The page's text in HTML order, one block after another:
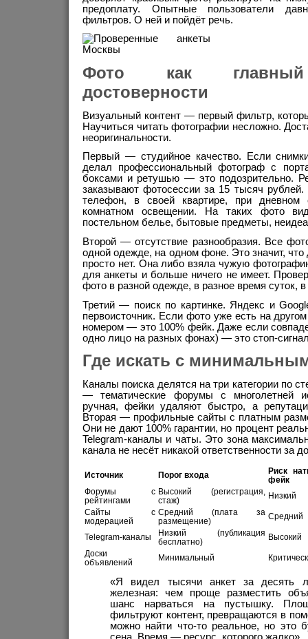
предоплату. Опытные пользователи
фильтров. О ней и пойдёт речь.
Фото как главный
достоверности
Визуальный контент — первый фильтр,
Научиться читать фотографии несложно.
неоригинальности.
Первый — студийное качество. Если
делал профессиональный фотограф с
боксами и ретушью — это подозрительно.
заказывают фотосессии за 15 тысяч
телефон, в своей квартире, при
комнатном освещении. На таких фото
постельном белье, бытовые предметы,
Второй — отсутствие разнообразия. Все
одной одежде, на одном фоне. Это значит, что
просто нет. Она либо взяла чужую
для анкеты и больше ничего не имеет.
фото в разной одежде, в разное время суток,
Третий — поиск по картинке. Яндекс и
первоисточник. Если фото уже есть на
номером — это 100% фейк. Даже если
одно лицо на разных фонах) — это стоп-
Где искать с
Каналы поиска делятся на три категории по
— тематические форумы с многолетней
ручная, фейки удаляют быстро, а
Вторая — профильные сайты с платным
Они не дают 100% гарантии, но процент
Telegram-каналы и чаты. Это зона
канала не несёт никакой ответственности за
Источник Порог входа
Риск
фейк
Форумы с
рейтингами
Высокий (регистрация,
стаж)
Низкий
Сайты с
модерацией
Средний (плата за
размещение)
Средний
Telegram-каналы
Низкий (публикация
бесплатно)
Высокий
Доски
объявлений
Минимальный
«Я видел тысячи анкет за десять
железная: чем проще разместить
шанс нарваться на пустышку.
фильтруют контент, превращаются в
можно найти что-то реальное, но это